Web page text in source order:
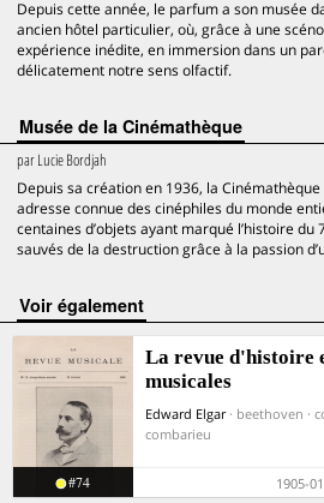
Depuis cette année, le parfum a son musée
ancien hôtel particulier, où, grâce à une
expérience inédite, en immersion dans un
délicatement notre sens olfactif.
Musée de la Cinémathèque
parLucie Bordjah
Depuis sa création en 1936, la
adresse connue des cinéphiles du monde
centaines d’objets ayant marqué l’histoire
sauvés de la destruction grâce à la passion
voir également
La revue d'histoire
musicales
Edward Elgar · beethoven ·
combarieu
#74 1905-01